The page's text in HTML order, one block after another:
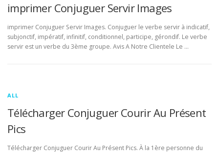
imprimer Conjuguer Servir Images
imprimer Conjuguer Servir Images. Conjuguer le verbe servir à indicatif,
subjonctif, impératif, infinitif, conditionnel, participe, gérondif. Le verbe
servir est un verbe du 3ème groupe. Avis A Notre Clientele Le …
ALL
Télécharger Conjuguer Courir Au Présent
Pics
Télécharger Conjuguer Courir Au Présent Pics. À la 1ère personne du